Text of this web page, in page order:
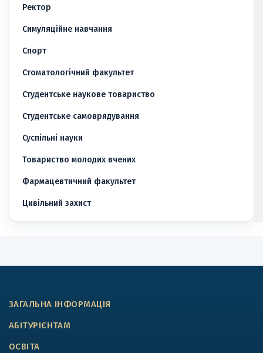
Ректор
Симуляційне навчання
Спорт
Стоматологічний факультет
Студентське наукове товариство
Студентське самоврядування
Суспільні науки
Товариство молодих вчених
Фармацевтичний факультет
Цивільний захист
ЗАГАЛЬНА ІНФОРМАЦІЯ
АБІТУРІЄНТАМ
ОСВІТА